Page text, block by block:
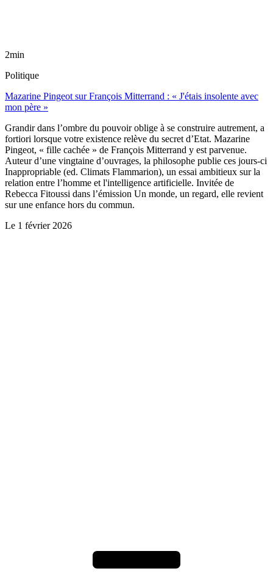
2min
Politique
Mazarine Pingeot sur François Mitterrand : « J'étais insolente avec
mon père »
Grandir dans l’ombre du pouvoir oblige à se construire autrement, a
fortiori lorsque votre existence relève du secret d’Etat. Mazarine
Pingeot, « fille cachée » de François Mitterrand y est parvenue.
Auteur d’une vingtaine d’ouvrages, la philosophe publie ces jours-ci
Inappropriable (ed. Climats Flammarion), un essai ambitieux sur la
relation entre l’homme et l'intelligence artificielle. Invitée de
Rebecca Fitoussi dans l’émission Un monde, un regard, elle revient
sur une enfance hors du commun.
Le 1 février 2026